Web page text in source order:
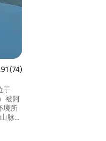
评分 4.91 分（满分 5 分），共
(74)
于
被阿
境所
脉的
距
简